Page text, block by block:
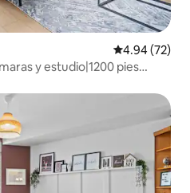
Calificación
4.94 (72)
y estudio|1200 pies